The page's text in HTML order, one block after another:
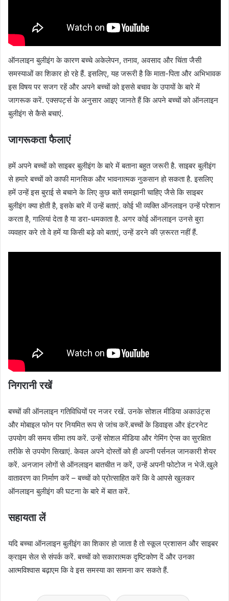
ऑनलाइन बुलीइंग के कारण बच्चे अकेलेपन, तनाव, अवसाद और चिंता जैसी
समस्याओं का शिकार हो रहे हैं. इसलिए, यह जरूरी है कि माता-पिता और अभिभावक
इस विषय पर सजग रहें और अपने बच्चों को इससे बचाव के उपायों के बारे में
जागरूक करें. एक्सपर्ट्स के अनुसार आइए जानते हैं कि अपने बच्चों को ऑनलाइन
बुलीइंग से कैसे बचाएं.
जागरूकता फैलाएं
हमें अपने बच्चों को साइबर बुलीइंग के बारे में बताना बहुत जरूरी है. साइबर बुलीइंग
से हमारे बच्चों को काफी मानसिक और भावनात्मक नुकसान हो सकता है. इसलिए
हमें उन्हें इस बुराई से बचाने के लिए कुछ बातें समझानी चाहिए जैसे कि साइबर
बुलीइंग क्या होती है, इसके बारे में उन्हें बताएं. कोई भी व्यक्ति ऑनलाइन उन्हें परेशान
करता है, गालियां देता है या डरा-धमकाता है. अगर कोई ऑनलाइन उनसे बुरा
व्यवहार करे तो वे हमें या किसी बड़े को बताएं, उन्हें डरने की ज़रूरत नहीं हैं.
निगरानी रखें
बच्चों की ऑनलाइन गतिविधियों पर नजर रखें. उनके सोशल मीडिया अकाउंट्स
और मोबाइल फोन पर नियमित रूप से जांच करें.बच्चों के डिवाइस और इंटरनेट
उपयोग की समय सीमा तय करें. उन्हें सोशल मीडिया और गेमिंग ऐप्स का सुरक्षित
तरीके से उपयोग सिखाएं. केवल अपने दोस्तों को ही अपनी पर्सनल जानकारी शेयर
करें. अनजान लोगों से ऑनलाइन बातचीत न करें, उन्हें अपनी फोटोज न भेजें.खुले
वातावरण का निर्माण करें – बच्चों को प्रोत्साहित करें कि वे आपसे खुलकर
ऑनलाइन बुलीइंग की घटना के बारे में बात करें.
सहायता लें
यदि बच्चा ऑनलाइन बुलीइंग का शिकार हो जाता है तो स्कूल प्रशासन और साइबर
क्राइम सेल से संपर्क करें. बच्चों को सकारात्मक दृष्टिकोण दें और उनका
आत्मविश्वास बढ़ाएम कि वे इस समस्या का सामना कर सकते हैं.